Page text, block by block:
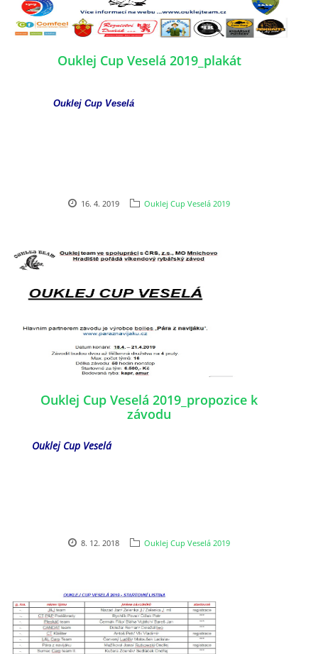
Ouklej Cup Veselá 2019_plakát
Ouklej Cup Veselá
16. 4. 2019 Ouklej Cup Veselá 2019
Ouklej Cup Veselá 2019_propozice k
závodu
Ouklej Cup Veselá
8. 12. 2018 Ouklej Cup Veselá 2019